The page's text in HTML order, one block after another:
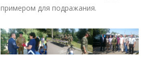
примером для подражания.